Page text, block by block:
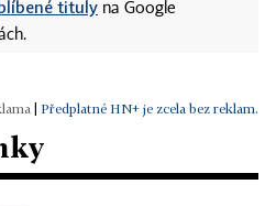
tituly na Google
Předplatné HN+ je zcela bez reklam.